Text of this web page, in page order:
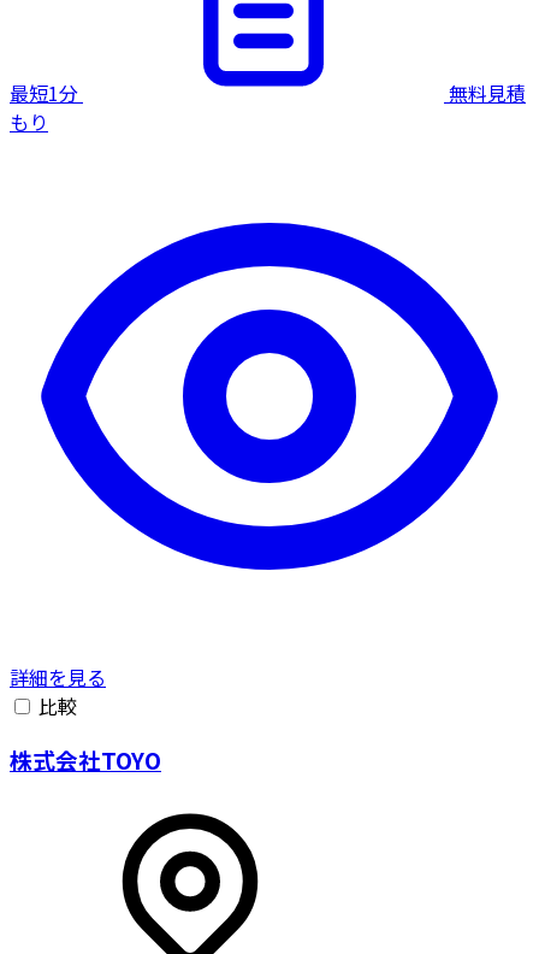
最短1分
無料見積
もり
詳細を見る
比較
株式会社TOYO